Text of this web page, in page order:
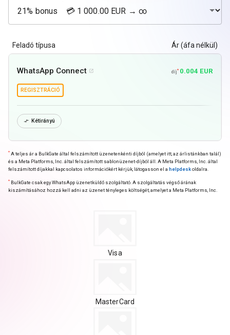
Feladó típusa Ár (áfa nélkül)
WhatsApp Connect  díj* 0.004 EUR
REGISZTRÁCIÓ
 Kétirányú
* A teljes ár a BulkGate által felszámított üzenetenkénti díjból (amelyet itt, az árlistánkban talál)
és a Meta Platforms, Inc. által felszámított sablonüzenet-díjból áll. A Meta Platforms, Inc. által
felszámított díjakkal kapcsolatos információkért kérjük, látogasson el a helpdeskoldalra.
* BulkGate csak egy WhatsApp üzenetküldő szolgáltató. A szolgáltatás végső árának
kiszámításához hozzá kell adni az üzenet tényleges költségét, amelyet a Meta Platforms, Inc.
Visa
MasterCard